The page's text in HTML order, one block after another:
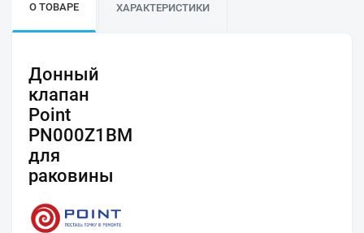
О ТОВАРЕ ХАРАКТЕРИСТИКИ
Донный
клапан
Point
PN000Z1BM
для
раковины